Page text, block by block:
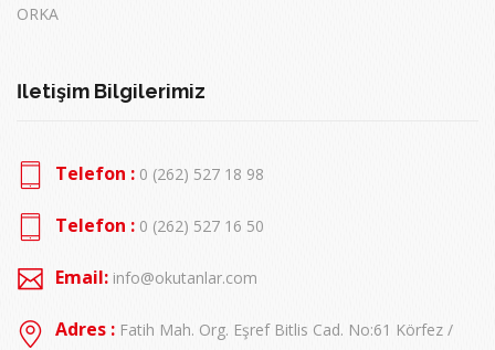
ORKA
İletişim Bilgilerimiz
Telefon : 0 (262) 527 18 98
Telefon : 0 (262) 527 16 50
Email: info@okutanlar.com
Adres : Fatih Mah. Org. Eşref Bitlis Cad. No:61 Körfez /